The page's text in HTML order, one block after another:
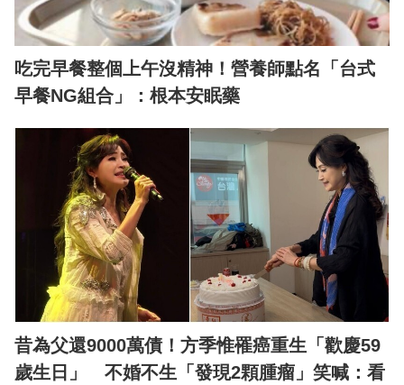
吃完早餐整個上午沒精神！營養師點名「台式
早餐NG組合」：根本安眠藥
昔為父還9000萬債！方季惟罹癌重生「歡慶59
歲生日」 不婚不生「發現2顆腫瘤」笑喊：看